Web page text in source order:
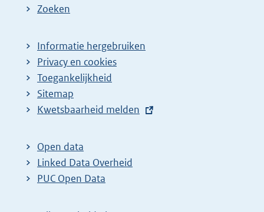
Zoeken
Informatie hergebruiken
Privacy en cookies
Toegankelijkheid
Sitemap
E
t
e
r
Kwetsbaarheid melden
Open data
Linked Data Overheid
PUC Open Data